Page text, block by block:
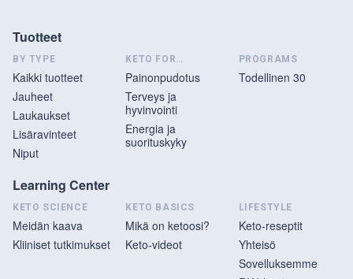
Mikä on ketoosi?
Keto-reseptit
RK-blogi Sovelluksemme
yrityshistoria Todellinen ketonitiimi
Tuotteet
BY TYPE
Kaikki tuotteet
Jauheet
Laukaukset
Lisäravinteet
Niput
KETO FOR…
Painonpudotus
Terveys ja
hyvinvointi
Energia ja
suorituskyky
PROGRAMS
Todellinen 30
Learning Center
KETO SCIENCE
Meidän kaava
Kliiniset tutkimukset
KETO BASICS
Mikä on ketoosi?
Keto-videot
LIFESTYLE
Keto-reseptit
Yhteisö
Sovelluksemme